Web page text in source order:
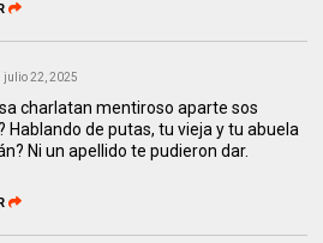
julio 22, 2025
charlatan mentiroso aparte sos
Hablando de putas, tu vieja y tu abuela
Ni un apellido te pudieron dar.